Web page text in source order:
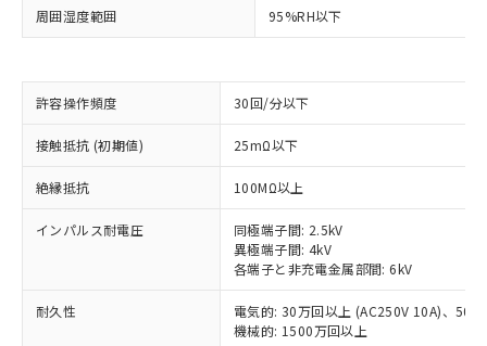
周囲湿度範囲 95%RH以下
許容操作頻度 30回/分以下
接触抵抗 (初期値) 25mΩ以下
絶縁抵抗 100MΩ以上
インパルス耐電圧
同極端子間: 2.5kV
異極端子間: 4kV
各端子と非充電金属部間: 6kV
耐久性
電気的: 30万回以上 (AC250V 10A)、50
機械的: 1500万回以上
ご利用条件
※1 対応状況
対応済み：EU RoHS指令（10物質）の
非含有に対応した製品が提供可能な商品で
す。
対応予定：EU RoHS指令（10物質）の非含
有に対応した製品に切り替える予定のある
対応予定なし：EU RoHS指令（10物質）の